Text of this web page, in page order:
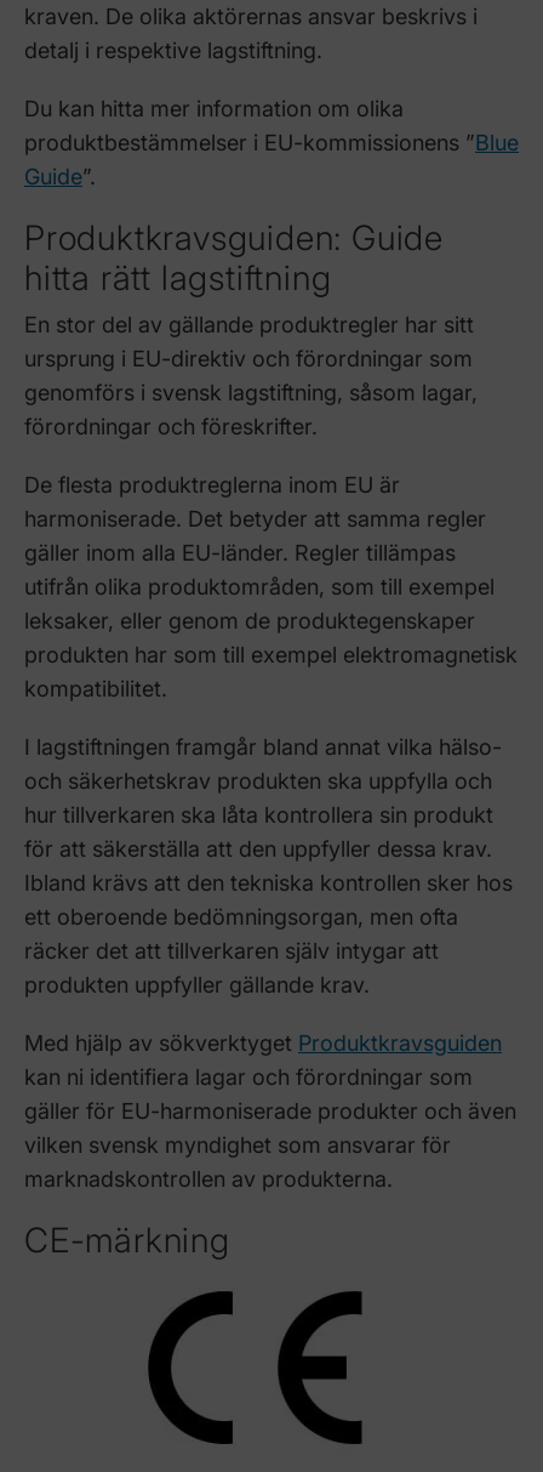
kraven. De olika aktörernas ansvar beskrivs i
detalj i respektive lagstiftning.
Du kan hitta mer information om olika
produktbestämmelser i EU-kommissionens ”Blue
Guide”.
Produktkravsguiden: Guide
hitta rätt lagstiftning
En stor del av gällande produktregler har sitt
ursprung i EU-direktiv och förordningar som
genomförs i svensk lagstiftning, såsom lagar,
förordningar och föreskrifter.
De flesta produktreglerna inom EU är
harmoniserade. Det betyder att samma regler
gäller inom alla EU-länder. Regler tillämpas
utifrån olika produktområden, som till exempel
leksaker, eller genom de produktegenskaper
produkten har som till exempel elektromagnetisk
kompatibilitet.
I lagstiftningen framgår bland annat vilka hälso-
och säkerhetskrav produkten ska uppfylla och
hur tillverkaren ska låta kontrollera sin produkt
för att säkerställa att den uppfyller dessa krav.
Ibland krävs att den tekniska kontrollen sker hos
ett oberoende bedömningsorgan, men ofta
räcker det att tillverkaren själv intygar att
produkten uppfyller gällande krav.
Med hjälp av sökverktyget Produktkravsguiden
kan ni identifiera lagar och förordningar som
gäller för EU-harmoniserade produkter och även
vilken svensk myndighet som ansvarar för
marknadskontrollen av produkterna.
CE-märkning